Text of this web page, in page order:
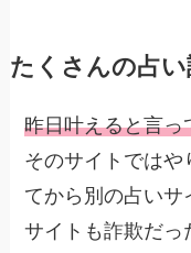
たくさんの占
昨日叶えると言っ
そのサイトではや
てから別の占い
サイトも詐欺だっ